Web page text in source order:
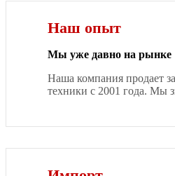
Наш опыт
Мы уже давно на рынке
Наша компания продает
техники с 2001 года. Мы